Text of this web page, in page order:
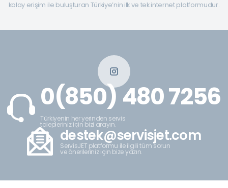
kolay erişim ile buluşturan Türkiye’nin ilk ve tek internet platformudur.
0(850) 480 7256
Türkiyenin her yerinden servis
talepleriniz için bizi arayın.
destek@servisjet.com
ServisJET platformu ile ilgili tüm sorun
ve önerileriniz için bize yazın.